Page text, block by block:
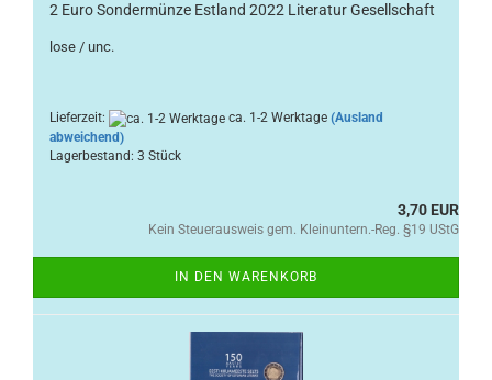
2 Euro Sondermünze Estland 2022 Literatur Gesellschaft
lose / unc.
Lieferzeit: ca. 1-2 Werktage (Ausland
abweichend)
Lagerbestand: 3 Stück
3,70 EUR
Kein Steuerausweis gem. Kleinuntern.-Reg. §19 UStG
IN DEN WARENKORB